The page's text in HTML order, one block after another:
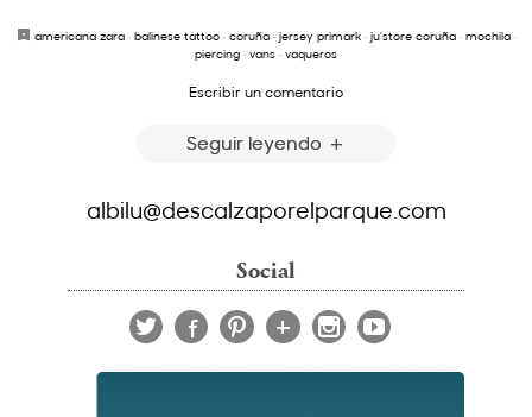
americana zara· balinese tattoo· coruña· jersey primark· ju'store coruña· mochila·
piercing · vans · vaqueros
Escribir un comentario
Seguir leyendo
albilu@descalzaporelparque.com
Social